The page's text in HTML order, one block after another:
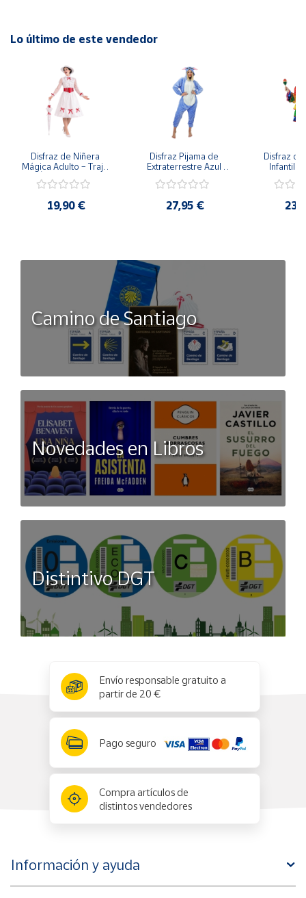
Lo último de este vendedor
Disfraz de Niñera
Mágica Adulto – Traje
de Mary Poppins con
(3 Piezas)
19,90 €
Disfraz Pijama de
Extraterrestre Azul
Kigurumi de
27,95 €
Disfraz de
Infantil –
Camino de Santiago
Novedades en Libros
Distintivo DGT
Envío responsable gratuito a
partir de 20 €
Pago seguro
Compra artículos de
distintos vendedores
Información y ayuda